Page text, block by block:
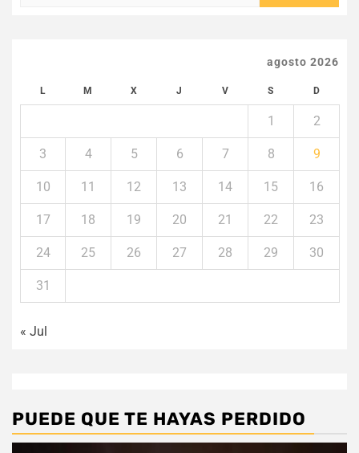
agosto 2026
L M X J V S D
1 2
3 4 5 6 7 8 9
10 11 12 13 14 15 16
17 18 19 20 21 22 23
24 25 26 27 28 29 30
31
« Jul
PUEDE QUE TE HAYAS PERDIDO